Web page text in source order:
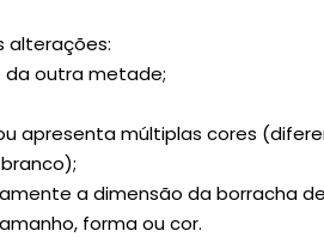
alterações:
da outra metade;
apresenta múltiplas cores
a dimensão da borracha
forma ou cor.